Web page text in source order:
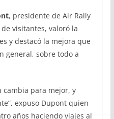
, presidente de Air Rally
visitantes, valoró la
y destacó la mejora que
general, sobre todo a
cambia para mejor, y
expuso Dupont quien
años haciendo viajes al